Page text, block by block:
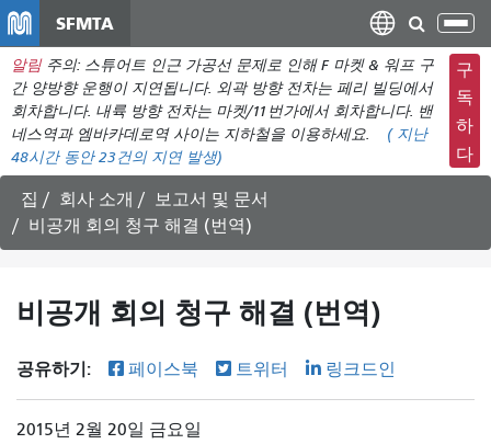
컨
텐
츠
로
건
너
뛰
기
SFMTA
탐
색
메
뉴
전
환
알림 주의: 스튜어트 인근 가공선 문제로 인해 F 마켓 & 워프 구
간 양방향 운행이 지연됩니다. 외곽 방향 전차는 페리 빌딩에서
회차합니다. 내륙 방향 전차는 마켓/11번가에서 회차합니다. 밴
네스역과 엠바카데로역 사이는 지하철을 이용하세요.
( 지난
48시간 동안23건의 지연 발생)
구
독
하
다
집 회사 소개
보고서 및 문서
비공개 회의 청구 해결 (번역)
비공개 회의 청구 해결 (번역)
공유하기: 페이스북 트위터 링크드인
2015년 2월 20일 금요일